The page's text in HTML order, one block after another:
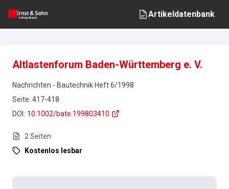
Artikeldatenbank
Altlastenforum Baden-Württemberg e. V.
Nachrichten - Bautechnik Heft6/1998
Seite: 417-418
DOI : 10.1002/bate.199803410
2 Seiten
Kostenlos lesbar